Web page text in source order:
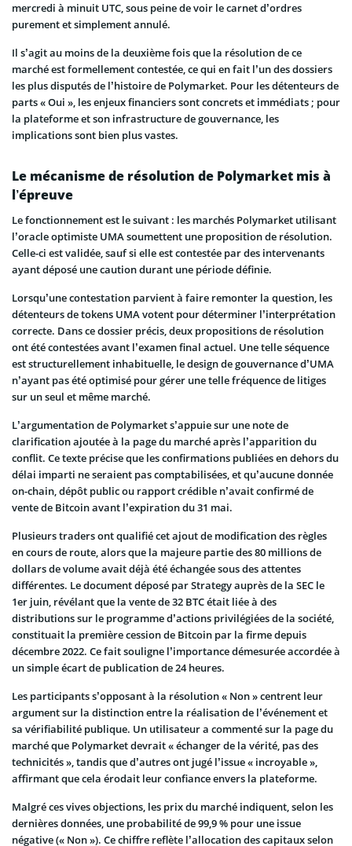
mercredi à minuit UTC, sous peine de voir le carnet d’ordres
purement et simplement annulé.
Il s’agit au moins de la deuxième fois que la résolution de ce
marché est formellement contestée, ce qui en fait l’un des dossiers
les plus disputés de l’histoire de Polymarket. Pour les détenteurs de
parts « Oui », les enjeux financiers sont concrets et immédiats ; pour
la plateforme et son infrastructure de gouvernance, les
implications sont bien plus vastes.
Le mécanisme de résolution de Polymarket mis à
l’épreuve
Le fonctionnement est le suivant : les marchés Polymarket utilisant
l’oracle optimiste UMA soumettent une proposition de résolution.
Celle-ci est validée, sauf si elle est contestée par des intervenants
ayant déposé une caution durant une période définie.
Lorsqu’une contestation parvient à faire remonter la question, les
détenteurs de tokens UMA votent pour déterminer l’interprétation
correcte. Dans ce dossier précis, deux propositions de résolution
ont été contestées avant l’examen final actuel. Une telle séquence
est structurellement inhabituelle, le design de gouvernance d’UMA
n’ayant pas été optimisé pour gérer une telle fréquence de litiges
sur un seul et même marché.
L’argumentation de Polymarket s’appuie sur une note de
clarification ajoutée à la page du marché après l’apparition du
conflit. Ce texte précise que les confirmations publiées en dehors du
délai imparti ne seraient pas comptabilisées, et qu’aucune donnée
on-chain, dépôt public ou rapport crédible n’avait confirmé de
vente de Bitcoin avant l’expiration du 31 mai.
Plusieurs traders ont qualifié cet ajout de modification des règles
en cours de route, alors que la majeure partie des 80 millions de
dollars de volume avait déjà été échangée sous des attentes
différentes. Le document déposé par Strategy auprès de la SEC le
1er juin, révélant que la vente de 32 BTC était liée à des
distributions sur le programme d’actions privilégiées de la société,
constituait la première cession de Bitcoin par la firme depuis
décembre 2022. Ce fait souligne l’importance démesurée accordée à
un simple écart de publication de 24 heures.
Les participants s’opposant à la résolution « Non » centrent leur
argument sur la distinction entre la réalisation de l’événement et
sa vérifiabilité publique. Un utilisateur a commenté sur la page du
marché que Polymarket devrait « échanger de la vérité, pas des
technicités », tandis que d’autres ont jugé l’issue « incroyable »,
affirmant que cela érodait leur confiance envers la plateforme.
Malgré ces vives objections, les prix du marché indiquent, selon les
dernières données, une probabilité de 99,9 % pour une issue
négative (« Non »). Ce chiffre reflète l’allocation des capitaux selon